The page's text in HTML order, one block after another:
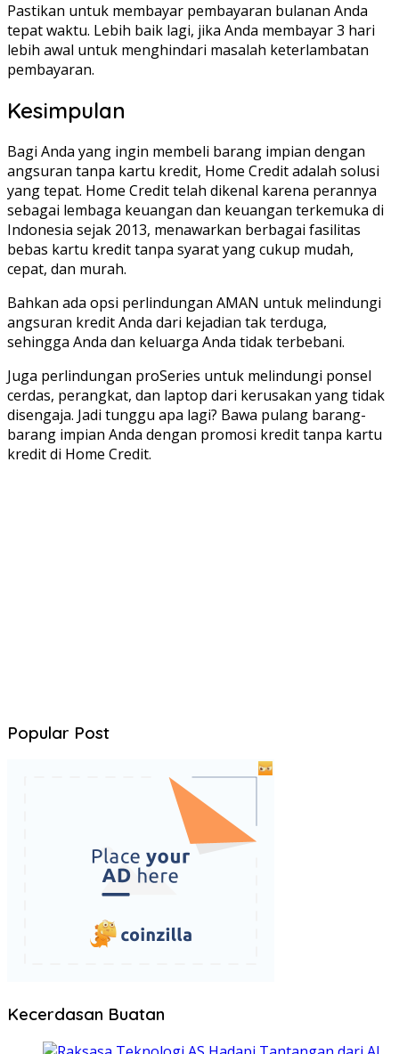
Pastikan untuk membayar pembayaran bulanan Anda
tepat waktu. Lebih baik lagi, jika Anda membayar 3 hari
lebih awal untuk menghindari masalah keterlambatan
pembayaran.
Kesimpulan
Bagi Anda yang ingin membeli barang impian dengan
angsuran tanpa kartu kredit, Home Credit adalah solusi
yang tepat. Home Credit telah dikenal karena perannya
sebagai lembaga keuangan dan keuangan terkemuka di
Indonesia sejak 2013, menawarkan berbagai fasilitas
bebas kartu kredit tanpa syarat yang cukup mudah,
cepat, dan murah.
Bahkan ada opsi perlindungan AMAN untuk melindungi
angsuran kredit Anda dari kejadian tak terduga,
sehingga Anda dan keluarga Anda tidak terbebani.
Juga perlindungan proSeries untuk melindungi ponsel
cerdas, perangkat, dan laptop dari kerusakan yang tidak
disengaja. Jadi tunggu apa lagi? Bawa pulang barang-
barang impian Anda dengan promosi kredit tanpa kartu
kredit di Home Credit.
Popular Post
Kecerdasan Buatan